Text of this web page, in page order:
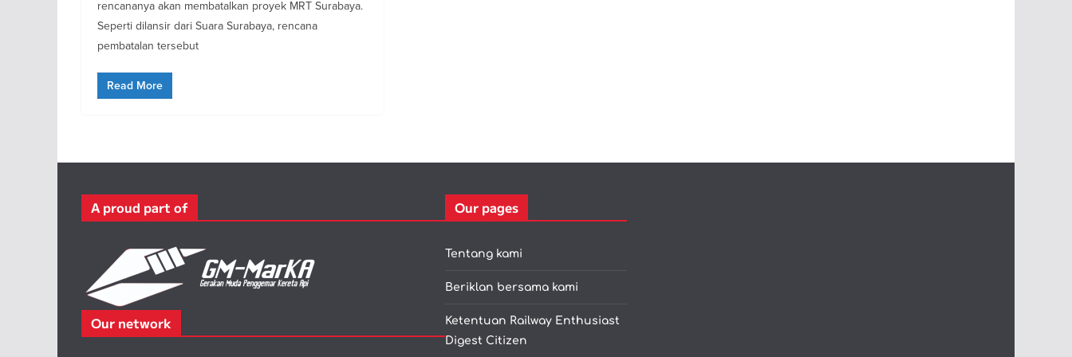
rencananya akan membatalkan proyek MRT Surabaya.
Seperti dilansir dari Suara Surabaya, rencana
pembatalan tersebut
Read More
A proud part of
Our network
Our pages
Tentang kami
Beriklan bersama kami
Ketentuan Railway Enthusiast
Digest Citizen